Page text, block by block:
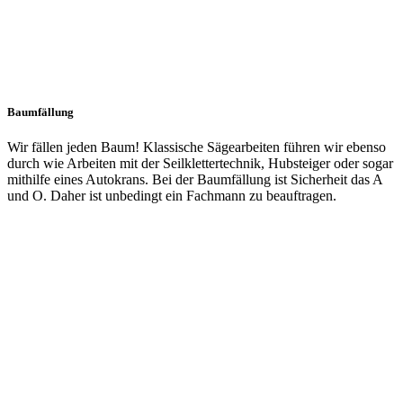
Baumfällung
Wir fällen jeden Baum! Klassische Sägearbeiten führen wir ebenso
durch wie Arbeiten mit der Seilklettertechnik, Hubsteiger oder sogar
mithilfe eines Autokrans. Bei der Baumfällung ist Sicherheit das A
und O. Daher ist unbedingt ein Fachmann zu beauftragen.